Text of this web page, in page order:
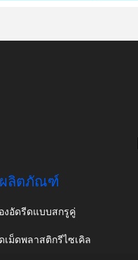
ผลิตภัณฑ์
งอัดรีดแบบสกรูคู่
เม็ดพลาสติกรีไซเคิล